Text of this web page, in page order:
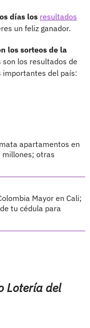
días los resultados
un feliz ganador.
los sorteos de la
son los resultados de
importantes del país:
apartamentos en
millones; otras
Mayor en Cali;
tu cédula para
Lotería del